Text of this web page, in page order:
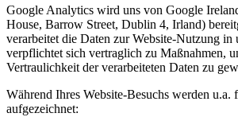
Google Analytics wird uns von Google
House, Barrow Street, Dublin 4, Irland)
verarbeitet die Daten zur Website-Nutzung in
verpflichtet sich vertraglich zu Maßnahmen,
Vertraulichkeit der verarbeiteten Daten zu
Während Ihres Website-Besuchs werden u.a.
aufgezeichnet: